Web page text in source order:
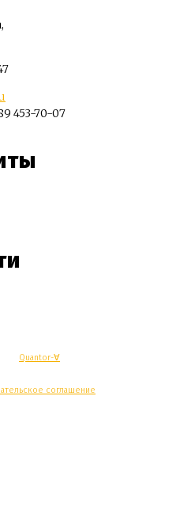
453-70-07
Quantor-∀
соглашение